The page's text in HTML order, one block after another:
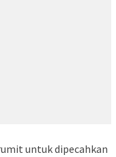
untuk dipecahkan